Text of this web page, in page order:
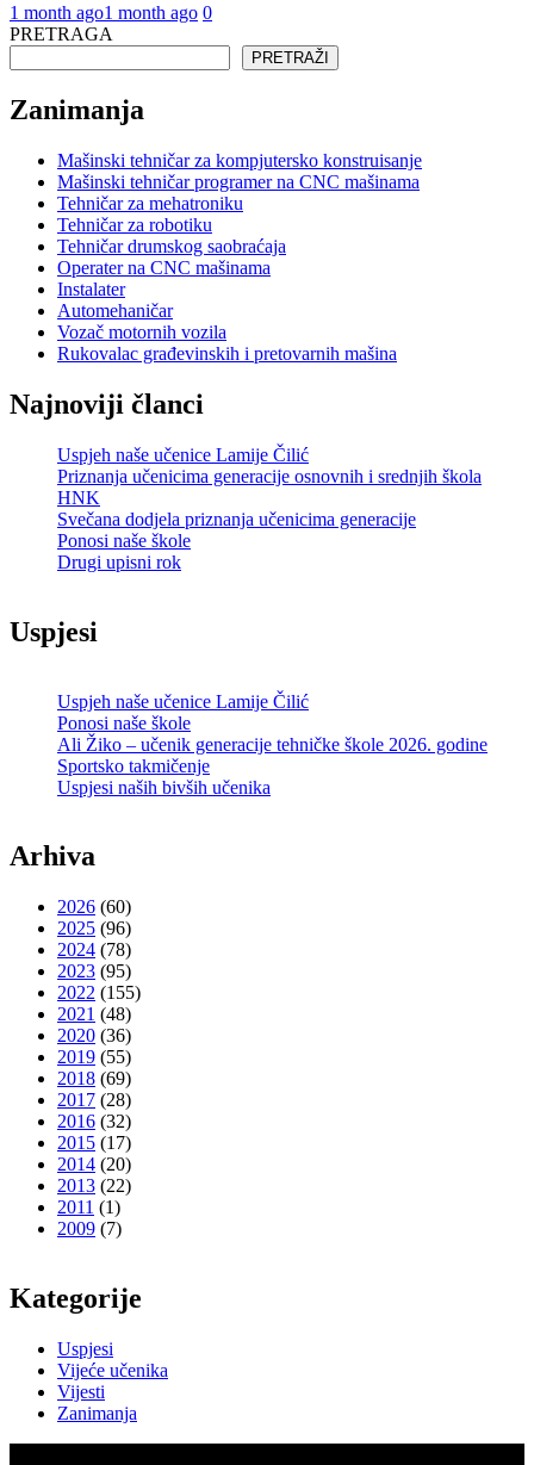
1 month ago1 month ago 0
PRETRAGA
PRETRAŽI
Zanimanja
Mašinski tehničar za kompjutersko konstruisanje
Mašinski tehničar programer na CNC mašinama
Tehničar za mehatroniku
Tehničar za robotiku
Tehničar drumskog saobraćaja
Operater na CNC mašinama
Instalater
Automehaničar
Vozač motornih vozila
Rukovalac građevinskih i pretovarnih mašina
Najnoviji članci
Uspjeh naše učenice Lamije Čilić
Priznanja učenicima generacije osnovnih i srednjih škola
HNK
Svečana dodjela priznanja učenicima generacije
Ponosi naše škole
Drugi upisni rok
Uspjesi
Uspjeh naše učenice Lamije Čilić
Ponosi naše škole
Ali Žiko – učenik generacije tehničke škole 2026. godine
Sportsko takmičenje
Uspjesi naših bivših učenika
Arhiva
2026 (60)
2025 (96)
2024 (78)
2023 (95)
2022 (155)
2021 (48)
2020 (36)
2019 (55)
2018 (69)
2017 (28)
2016 (32)
2015 (17)
2014 (20)
2013 (22)
2011 (1)
2009 (7)
Kategorije
Uspjesi
Vijeće učenika
Vijesti
Zanimanja